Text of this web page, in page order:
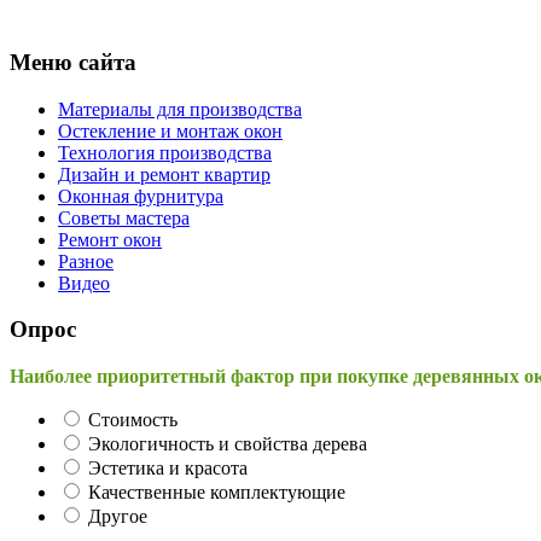
Меню сайта
Материалы для производства
Остекление и монтаж окон
Технология производства
Дизайн и ремонт квартир
Оконная фурнитура
Советы мастера
Ремонт окон
Разное
Видео
Опрос
Наиболее приоритетный фактор при покупке деревянных
Стоимость
Экологичность и свойства дерева
Эстетика и красота
Качественные комплектующие
Другое